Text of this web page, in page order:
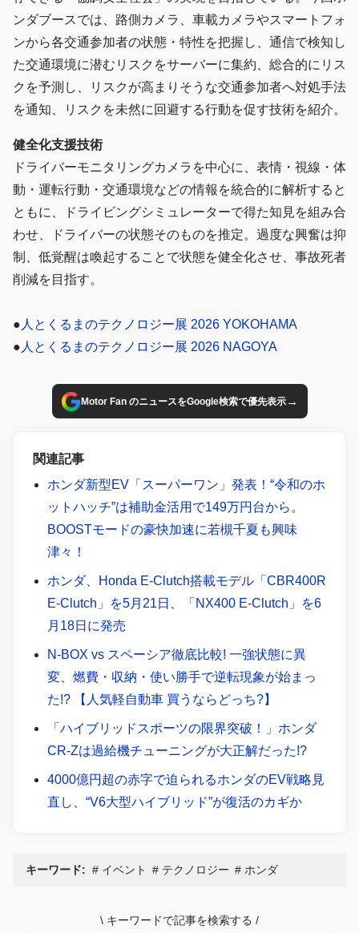
ンダブースでは、路側カメラ、車載カメラやスマートフォ
ンから各交通参加者の状態・特性を把握し、通信で検知し
た交通環境に潜むリスクをサーバーに集約、総合的にリス
クを予測し、リスクが高まりそうな交通参加者へ対処手法
を通知、リスクを未然に回避する行動を促す技術を紹介。
健全化支援技術
ドライバーモニタリングカメラを中心に、表情・視線・体
動・運転行動・交通環境などの情報を統合的に解析すると
ともに、ドライビングシミュレーターで得た知見を組み合
わせ、ドライバーの状態そのものを推定。過度な興奮は抑
制、低覚醒は喚起することで状態を健全化させ、事故死者
削減を目指す。
● 人とくるまのテクノロジー展 2026 YOKOHAMA
● 人とくるまのテクノロジー展 2026 NAGOYA
Motor Fan のニュースをGoogle検索で優先表示→
関連記事
ホンダ新型EV「スーパーワン」発表！“令和のホ
ットハッチ”は補助金活用で149万円台から。
BOOSTモードの豪快加速に若槻千夏も興味
津々！
ホンダ、Honda E-Clutch搭載モデル「CBR400R
E-Clutch」を5月21日、「NX400 E-Clutch」を6
月18日に発売
N-BOX vs スペーシア徹底比較! 一強状態に異
変、燃費・収納・使い勝手で逆転現象が始まっ
た!? 【人気軽自動車 買うならどっち?】
「ハイブリッドスポーツの限界突破！」ホンダ
CR-Zは過給機チューニングが大正解だった!?
4000億円超の赤字で迫られるホンダのEV戦略見
直し、“V6大型ハイブリッド”が復活のカギか
キーワード: イベント テクノロジー ホンダ
\ キーワードで記事を検索する /